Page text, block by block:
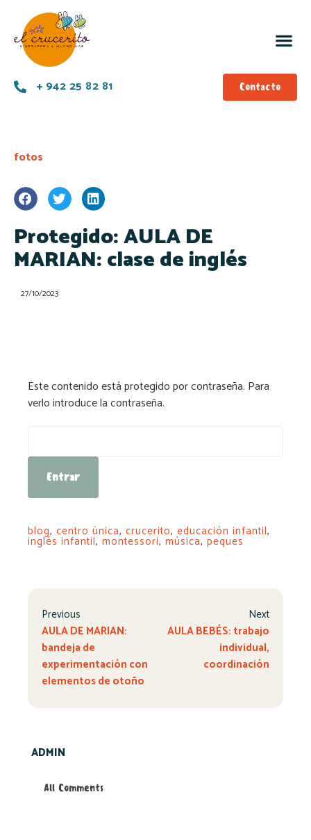
+ 942 25 82 81 Contacto
fotos
Protegido: AULA DE
MARIAN: clase de inglés
27/10/2023
Este contenido está protegido por contraseña. Para
verlo introduce la contraseña.
blog, centro única, crucerito, educación infantil,
inglés infantil, montessori, música, peques
Previous
AULA DE MARIAN:
bandeja de
experimentación con
elementos de otoño
Next
AULA BEBÉS: trabajo
individual,
coordinación
ADMIN
All Comments